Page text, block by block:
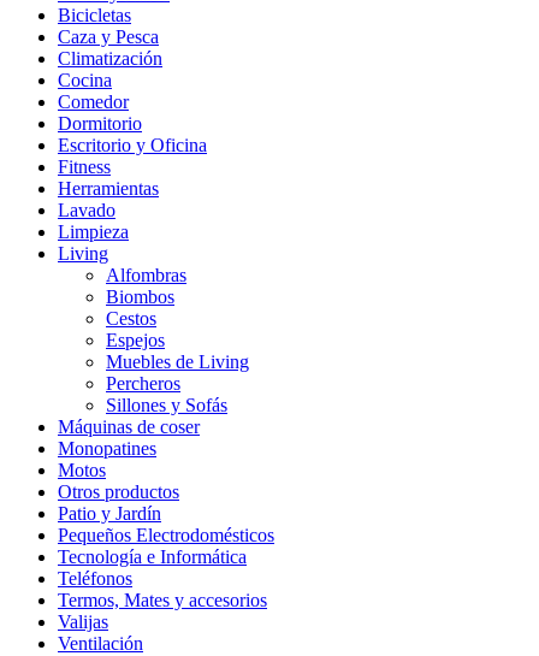
Bicicletas
Caza y Pesca
Climatización
Cocina
Comedor
Dormitorio
Escritorio y Oficina
Fitness
Herramientas
Lavado
Limpieza
Living
Alfombras
Biombos
Cestos
Espejos
Muebles de Living
Percheros
Sillones y Sofás
Máquinas de coser
Monopatines
Motos
Otros productos
Patio y Jardín
Pequeños Electrodomésticos
Tecnología e Informática
Teléfonos
Termos, Mates y accesorios
Valijas
Ventilación